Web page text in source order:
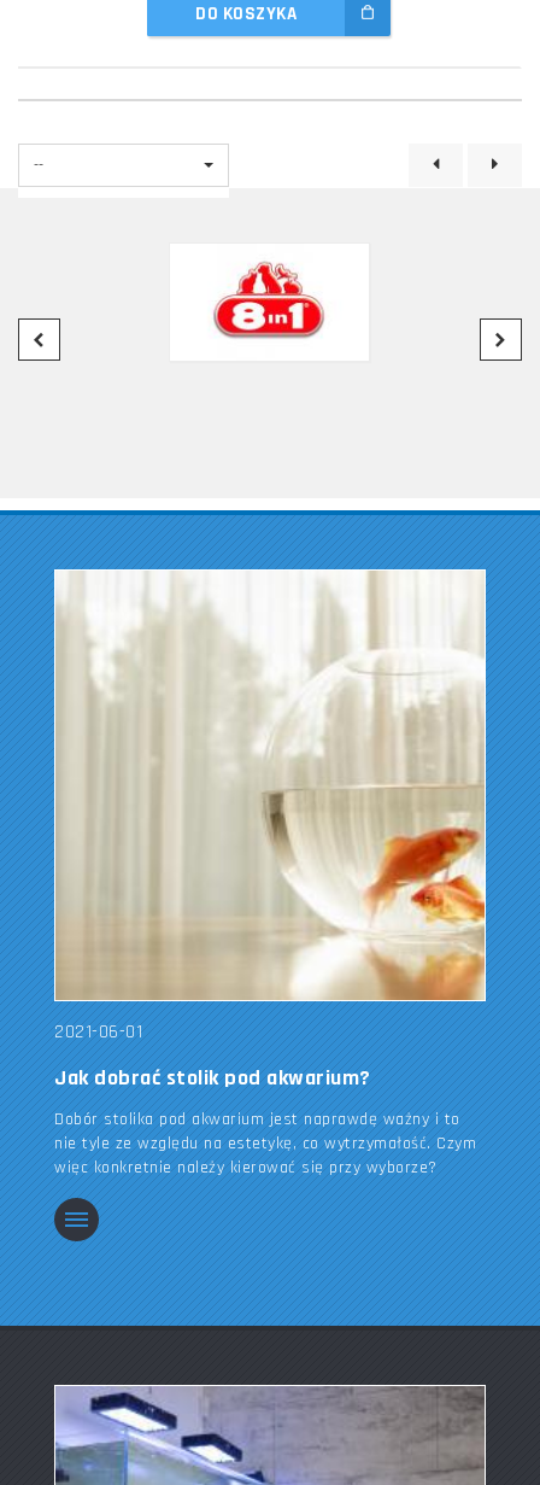
DO KOSZYKA
--
2021-06-01
Jak dobrać stolik pod akwarium?
Dobór stolika pod akwarium jest naprawdę ważny i to
nie tyle ze względu na estetykę, co wytrzymałość. Czym
więc konkretnie należy kierować się przy wyborze?